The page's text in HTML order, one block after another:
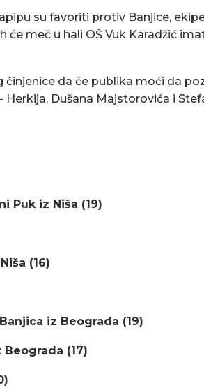
su favoriti protiv Banjice,
će meč u hali OŠ Vuk Karadžić
činjenice da će publika moći da
Dušana Majstorovića i
Puk iz Niša (19)
(16)
iz Beograda (19)
(17)